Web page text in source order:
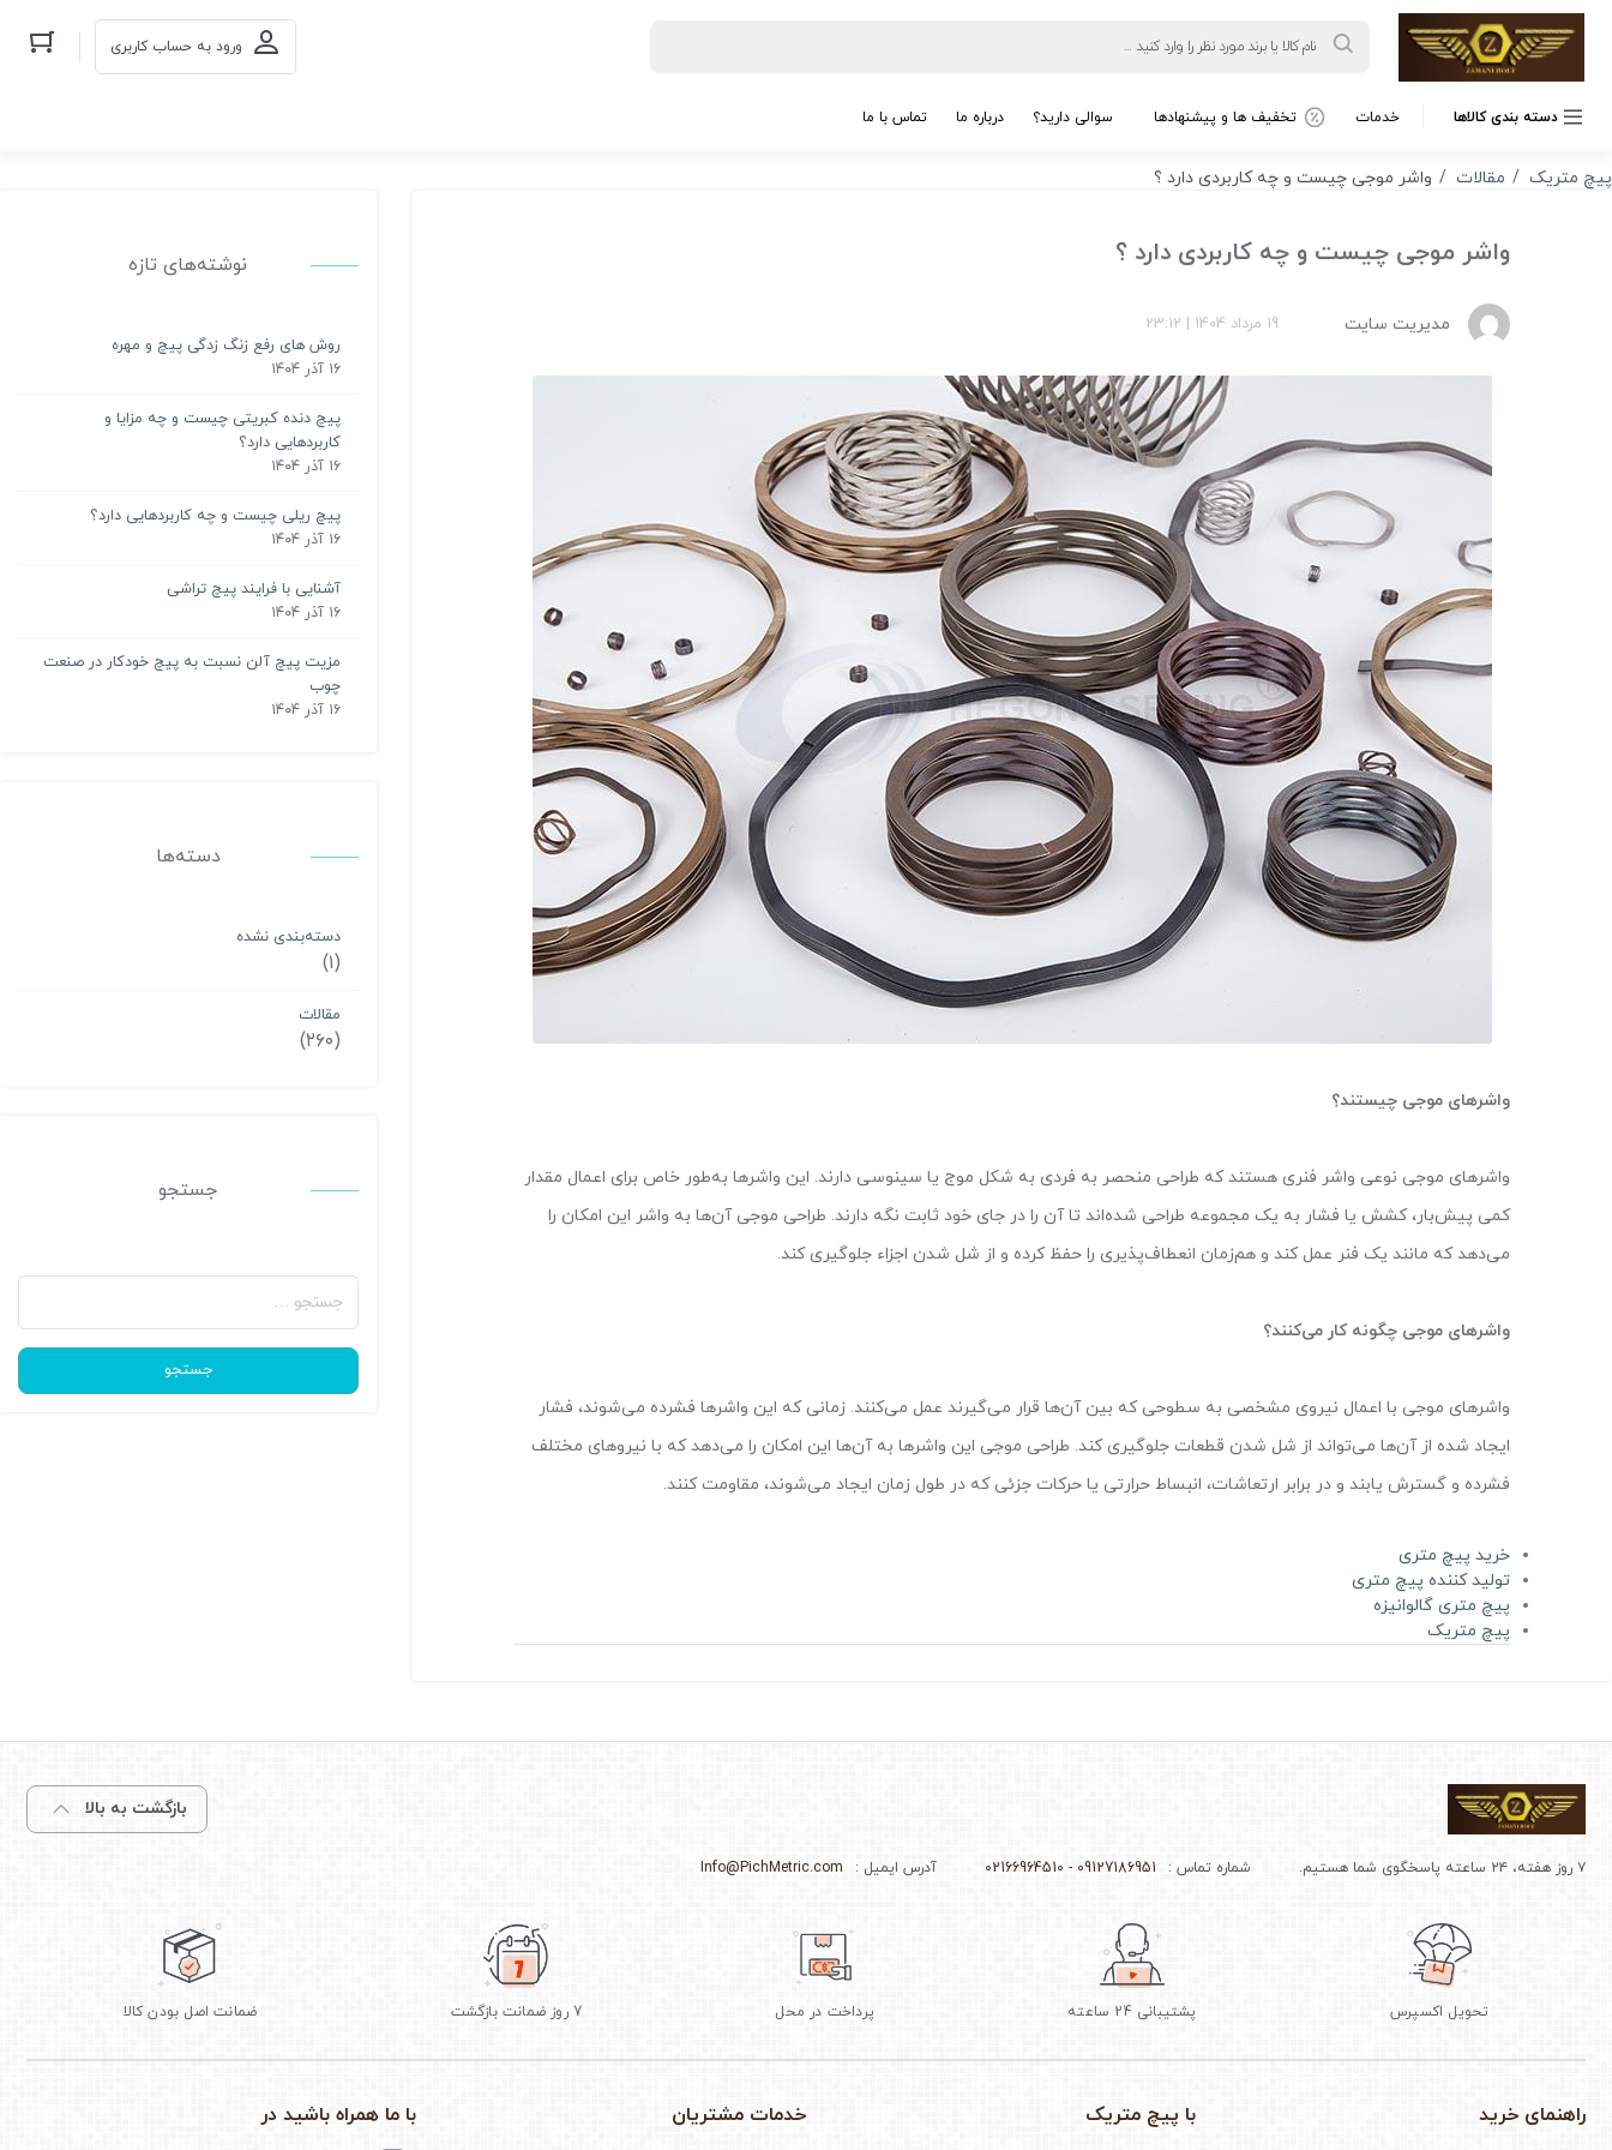
search ورود به حساب کاربری
دسته بندی کالاها خدمات تخفیف ها و پیشنهادها سوالی دارید؟ درباره ما تماس با ما
پیچ متریک مقالات واشر موجی چیست و چه کاربردی دارد ؟
واشر موجی چیست و چه کاربردی دارد ؟
مدیریت سایت 19 مرداد 1404 |
23:12
واشرهای موجی چیستند؟
واشرهای موجی نوعی واشر فنری هستند که طراحی منحصر به فردی به شکل موج یا سینوسی دارند. این واشرها به‌طور خاص برای اعمال مقدار
کمی پیش‌بار، کشش یا فشار به یک مجموعه طراحی شده‌اند تا آن را در جای خود ثابت نگه دارند. طراحی موجی آن‌ها به واشر این امکان را
می‌دهد که مانند یک فنر عمل کند و هم‌زمان انعطاف‌پذیری را حفظ کرده و از شل شدن اجزاء جلوگیری کند.
واشرهای موجی چگونه کار می‌کنند؟
واشرهای موجی با اعمال نیروی مشخصی به سطوحی که بین آن‌ها قرار می‌گیرند عمل می‌کنند. زمانی که این واشرها فشرده می‌شوند، فشار
ایجاد شده از آن‌ها می‌تواند از شل شدن قطعات جلوگیری کند. طراحی موجی این واشرها به آن‌ها این امکان را می‌دهد که با نیروهای مختلف
فشرده و گسترش یابند و در برابر ارتعاشات، انبساط حرارتی یا حرکات جزئی که در طول زمان ایجاد می‌شوند، مقاومت کنند.
خرید پیچ متری
تولید کننده پیچ متری
پیچ متری گالوانیزه
پیچ متریک
نوشته‌های تازه
روش های رفع زنگ زدگی پیچ و مهره
۱۶ آذر ۱۴۰۴
پیچ دنده کبریتی چیست و چه مزایا و
کاربردهایی دارد؟
۱۶ آذر ۱۴۰۴
پیچ ریلی چیست و چه کاربردهایی دارد؟
۱۶ آذر ۱۴۰۴
آشنایی با فرایند پیچ تراشی
۱۶ آذر ۱۴۰۴
مزیت پیچ آلن نسبت به پیچ خودکار در صنعت
چوب
۱۶ آذر ۱۴۰۴
دسته‌ها
دسته‌بندی نشده
(۱)
مقالات
(۲۶۰)
جستجو
جستجو
برای:
جستجو
بازگشت به بالا
۷ روز هفته، ۲۴ ساعته پاسخگوی شما هستیم. شماره تماس : 09127186951 - 02166964510 آدرس ایمیل : Info@PichMetric.com
تحویل اکسپرس پشتیبانی 24 ساعته پرداخت در محل 7 روز ضمانت بازگشت ضمانت اصل بودن کالا
راهنمای خرید با پیچ متریک خدمات مشتریان با ما همراه باشید در